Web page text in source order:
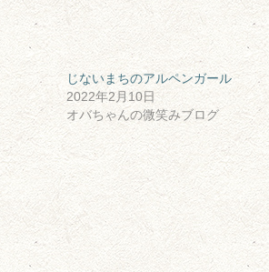
じないまちのアルペンガール
2022年2月10日
オバちゃんの微笑みブログ